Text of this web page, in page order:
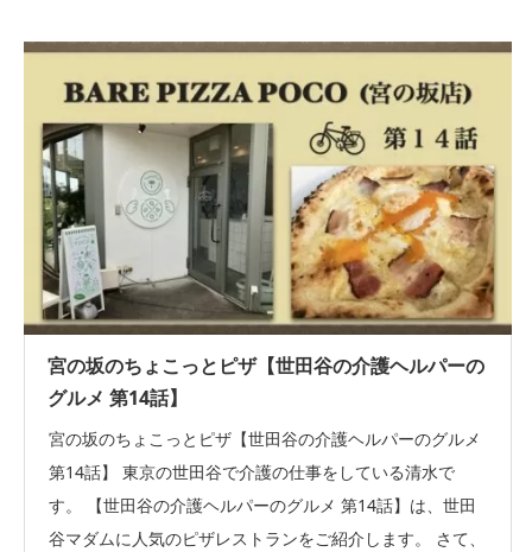
宮の坂のちょこっとピザ【世田谷の介護ヘルパーの
グルメ 第14話】
宮の坂のちょこっとピザ【世田谷の介護ヘルパーのグルメ
第14話】 東京の世田谷で介護の仕事をしている清水で
す。 【世田谷の介護ヘルパーのグルメ 第14話】は、世田
谷マダムに人気のピザレストランをご紹介します。 さて、